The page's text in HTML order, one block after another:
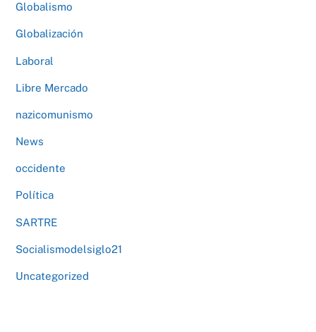
Globalismo
Globalización
Laboral
Libre Mercado
nazicomunismo
News
occidente
Política
SARTRE
Socialismodelsiglo21
Uncategorized